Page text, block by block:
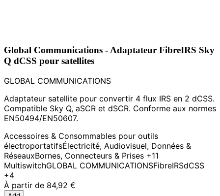
Global Communications - Adaptateur FibreIRS Sky
Q dCSS pour satellites
GLOBAL COMMUNICATIONS
Adaptateur satellite pour convertir 4 flux IRS en 2 dCSS.
Compatible Sky Q, aSCR et dSCR. Conforme aux normes
EN50494/EN50607.
Accessoires & Consommables pour outils
électroportatifsÉlectricité, Audiovisuel, Données &
RéseauxBornes, Connecteurs & Prises +11
MultiswitchGLOBAL COMMUNICATIONSFibreIRSdCSS
+4
À partir de 84,92 €